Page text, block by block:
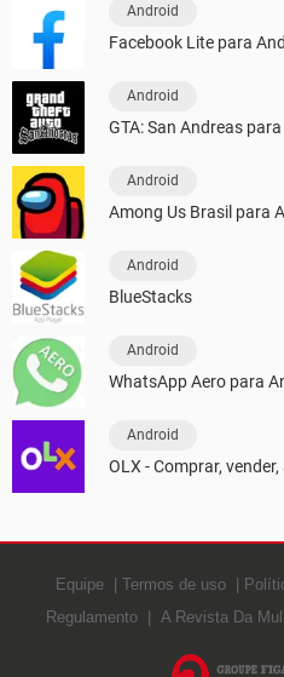
Android
Facebook Lite para
Android
GTA: San Andreas
Android
Among Us Brasil para
Android
BlueStacks
Android
WhatsApp Aero para
Android
OLX - Comprar,
Equipe Termos de uso
Regulamento
A Revista Da